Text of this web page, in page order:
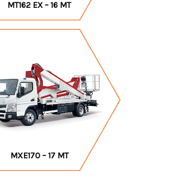
MT162 EX – 16 MT
MXE170 – 17 MT